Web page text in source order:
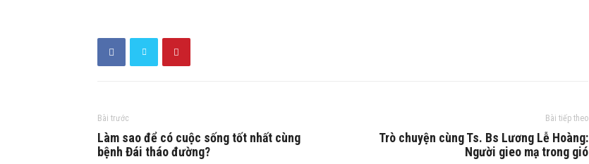
Bài trước
Làm sao để có cuộc sống tốt nhất cùng
bệnh Đái tháo đường?
Bài tiếp theo
Trò chuyện cùng Ts. Bs Lương Lễ Hoàng:
Người gieo mạ trong gió